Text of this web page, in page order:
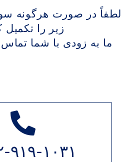
لطفاً در صورت هرگونه
زیر را تکمیل
ما به زودی با شما
۰۹۰۲-۹۱۹-